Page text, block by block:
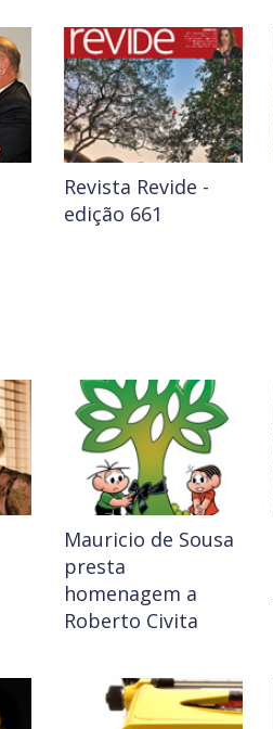
Revista Revide -
edição 661
Mauricio de Sousa
presta
homenagem a
Roberto Civita